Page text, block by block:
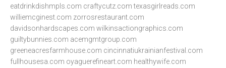
eatdrinkdishmpls.com craftycutz.com texasgirlreads.com
williemcginest.com zorrosrestaurant.com
davidsonhardscapes.com wilkinsactiongraphics.com
guiltybunnies.com acemgmtgroup.com
greeneacresfarmhouse.com cincinnatiukrainianfestival.com
fullhousesa.com oyaguerefineart.com healthywife.com